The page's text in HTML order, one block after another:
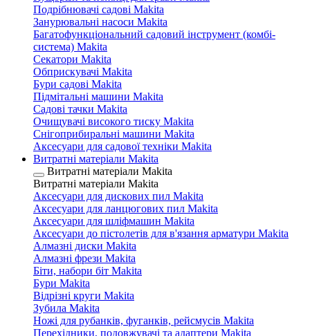
Подрібнювачі садові Makita
Занурювальні насоси Makita
Багатофункціональний садовий інструмент (комбі-
система) Makita
Секатори Makita
Обприскувачі Makita
Бури садові Makita
Підмітальні машини Makita
Садові тачки Makita
Очищувачі високого тиску Makita
Снігоприбиральні машини Makita
Аксесуари для садової техніки Makita
Витратні матеріали Makita
Витратні матеріали Makita
Витратні матеріали Makita
Аксесуари для дискових пил Makita
Аксесуари для ланцюгових пил Makita
Аксесуари для шліфмашин Makita
Аксесуари до пістолетів для в'язання арматури Makita
Алмазні диски Makita
Алмазні фрези Makita
Біти, набори біт Makita
Бури Makita
Відрізні круги Makita
Зубила Makita
Ножі для рубанків, фуганків, рейсмусів Makita
Перехідники, подовжувачі та адаптери Makita